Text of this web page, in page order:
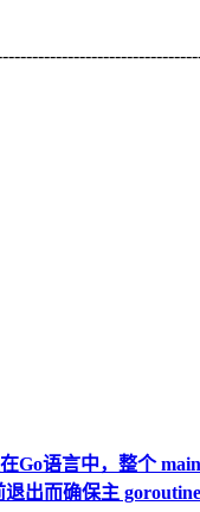
s
Go语言中，整个
出而确保主